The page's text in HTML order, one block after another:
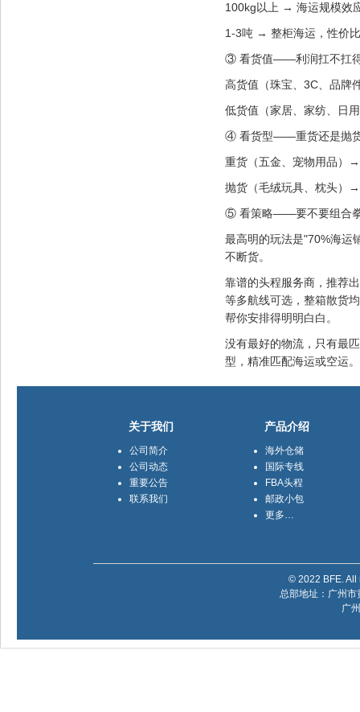
100kg以上 → 海运规模效
1-3吨 → 整柜海运，性价
③ 看货值——利润扛不扛
高货值（珠宝、3C、品牌
低货值（家居、家纺、日
④ 看货型——重货还是抛
重货（五金、宠物用品）
抛货（毛绒玩具、枕头）
⑤ 看策略——要不要组合
最高明的玩法是"70%海运
不断货。
靠谱的头程服务商，推荐
等多航线可选，整箱散货
帮你安排得明明白白。
没有最好的物流，只有最
型，精准匹配海运或空运
关于我们
公司简介
公司动态
重要公告
联系我们
产品介绍
海外仓储
国际专线
FBA头程
邮政小包
更多…
© 2022 BFE.
总部地址：广州
广